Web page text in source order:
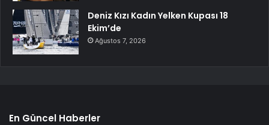
Deniz Kızı Kadın Yelken Kupası 18
Ekim’de
Ağustos 7, 2026
En Güncel Haberler